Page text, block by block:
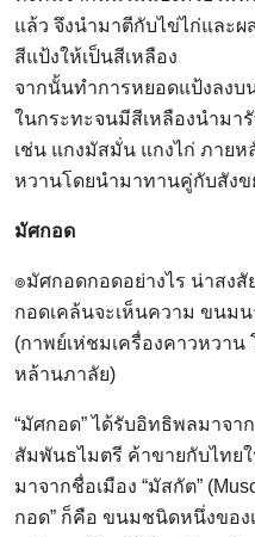
แล้ว จึงนำมาตีกับไข่ไก่และ
สีแป้งให้เป็นสีเหลือง
จากนั้นทำการหยอดแป้งลงบ
ในกระทะจนมีสีเหลืองนำมา
เช่น แกงมัสมั่น แกงไก่ ภาย
หวานโดยนำมาทานคู่กับสัง
มัศกอด
๏มัศกอดกอดอย่างไร น่าสงสั
กอดเคล้นจะเห็นความ ขนม
(กาพย์เห่ชมเครื่องคาวหวา
หล้านภาลัย)
“มัศกอด” ได้รับอิทธิพลมาจา
สัมพันธไมตรี ค้าขายกับไทย
มาจากชื่อเมือง “มัสกัต”
กอด” ก็คือ ขนมชนิดหนึ่งของ